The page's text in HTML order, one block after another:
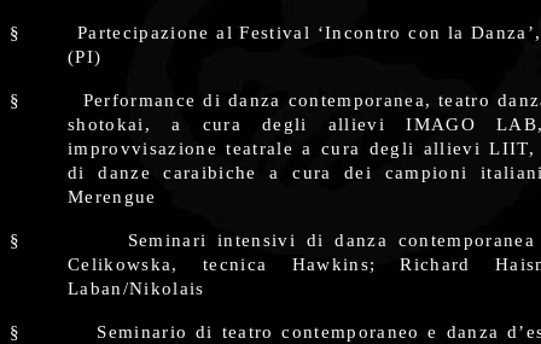
§
Partecipazione al Festival ‘Incontro con la
(PI)
§
Performance di danza contemporanea, teatro
shotokai, a cura degli allievi IMAGO
improvvisazione teatrale a cura degli allievi LIIT,
di danze caraibiche a cura dei campioni
Merengue
§
Seminari intensivi di danza
Celikowska, tecnica Hawkins; Richard
Laban/Nikolais
§
Seminario di teatro contemporaneo e danza